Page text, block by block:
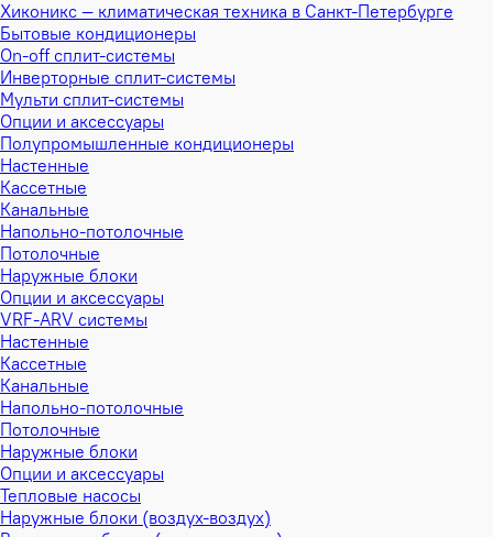
Хиконикс — климатическая техника в Санкт-Петербурге
Бытовые кондиционеры
On-off сплит-системы
Инверторные сплит-системы
Мульти сплит-системы
Опции и аксессуары
Полупромышленные кондиционеры
Настенные
Кассетные
Канальные
Напольно-потолочные
Потолочные
Наружные блоки
Опции и аксессуары
VRF-ARV системы
Настенные
Кассетные
Канальные
Напольно-потолочные
Потолочные
Наружные блоки
Опции и аксессуары
Тепловые насосы
Наружные блоки (воздух-воздух)